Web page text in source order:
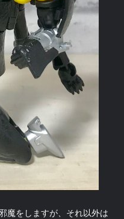
魔をしますが、それ以外は